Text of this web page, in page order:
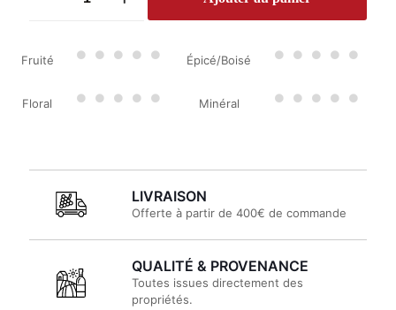
Lagravière
2022
Fruité Épicé/Boisé
Floral Minéral
LIVRAISON
Offerte à partir de 400€ de commande
QUALITÉ & PROVENANCE
Toutes issues directement des
propriétés.